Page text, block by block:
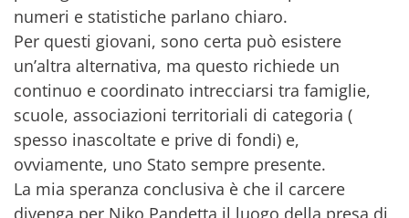
numeri e statistiche parlano chiaro.
Per questi giovani, sono certa può esistere
un’altra alternativa, ma questo richiede un
continuo e coordinato intrecciarsi tra famiglie,
scuole, associazioni territoriali di categoria (
spesso inascoltate e prive di fondi) e,
ovviamente, uno Stato sempre presente.
La mia speranza conclusiva è che il carcere
divenga per Niko Pandetta il luogo della presa di